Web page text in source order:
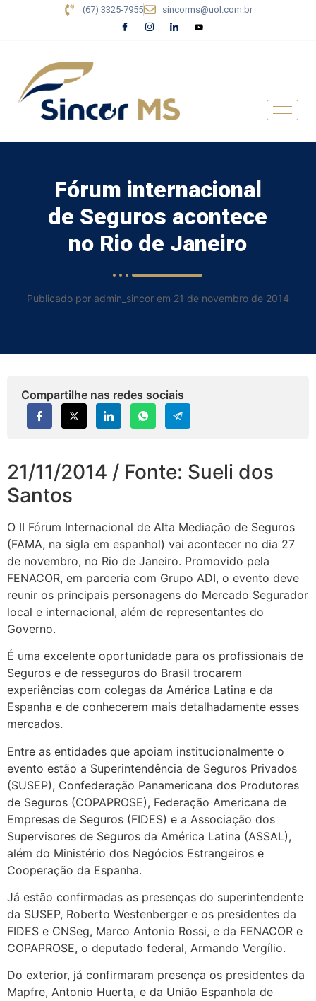
(67) 3325-7955 sincorms@uol.com.br
Fórum internacional
de Seguros acontece
no Rio de Janeiro
Publicado por admin_sincor em 21 de novembro de 2014
Compartilhe nas redes sociais
21/11/2014 / Fonte: Sueli dos
Santos
O II Fórum Internacional de Alta Mediação de Seguros
(FAMA, na sigla em espanhol) vai acontecer no dia 27
de novembro, no Rio de Janeiro. Promovido pela
FENACOR, em parceria com Grupo ADI, o evento deve
reunir os principais personagens do Mercado Segurador
local e internacional, além de representantes do
Governo.
É uma excelente oportunidade para os profissionais de
Seguros e de resseguros do Brasil trocarem
experiências com colegas da América Latina e da
Espanha e de conhecerem mais detalhadamente esses
mercados.
Entre as entidades que apoiam institucionalmente o
evento estão a Superintendência de Seguros Privados
(SUSEP), Confederação Panamericana dos Produtores
de Seguros (COPAPROSE), Federação Americana de
Empresas de Seguros (FIDES) e a Associação dos
Supervisores de Seguros da América Latina (ASSAL),
além do Ministério dos Negócios Estrangeiros e
Cooperação da Espanha.
Já estão confirmadas as presenças do superintendente
da SUSEP, Roberto Westenberger e os presidentes da
FIDES e CNSeg, Marco Antonio Rossi, e da FENACOR e
COPAPROSE, o deputado federal, Armando Vergílio.
Do exterior, já confirmaram presença os presidentes da
Mapfre, Antonio Huerta, e da União Espanhola de